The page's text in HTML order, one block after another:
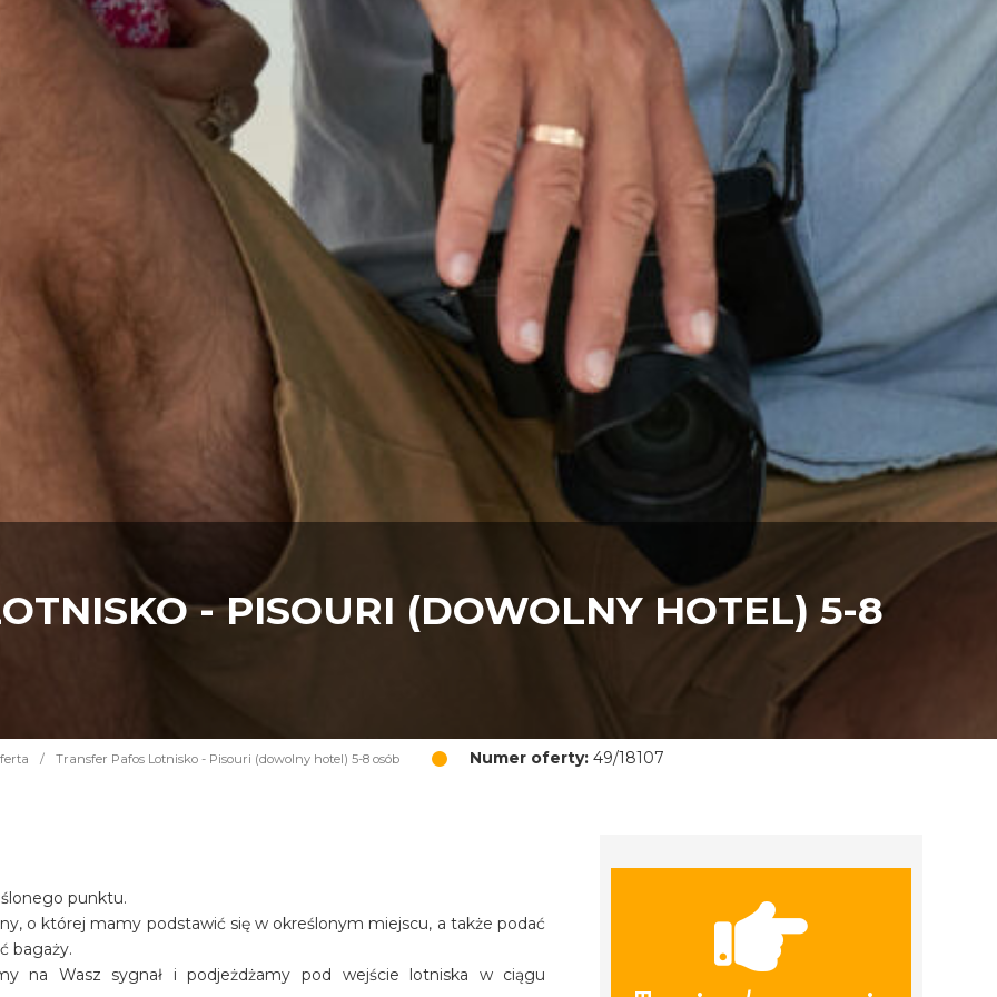
- PISOURI (DOWOLNY HOTEL) 5-8
/ Transfer Pafos Lotnisko - Pisouri (dowolny hotel) 5-8 osób Numer oferty: 49/18107
punktu.
o której mamy podstawić się w określonym miejscu, a także podać
bagaży.
na Wasz sygnał i podjeżdżamy pod wejście lotniska w ciągu